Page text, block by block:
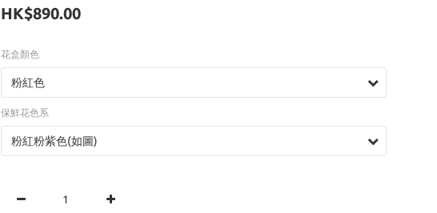
HK$890.00
花盒顏色
保鮮花色系